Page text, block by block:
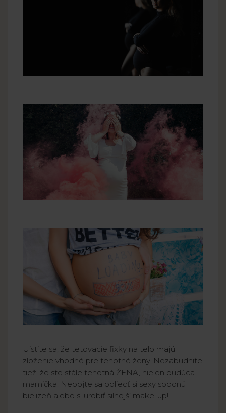
Uistite sa, že tetovacie fixky na telo majú
zloženie vhodné pre tehotné ženy. Nezabudnite
tiež, že ste stále tehotná ŽENA, nielen budúca
mamička. Nebojte sa obliecť si sexy spodnú
bielizeň alebo si urobiť silnejší make-up!